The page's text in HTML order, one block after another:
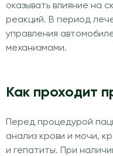
оказывать влияние на
реакций. В период
управления
механизмами.
Как проходит
Перед процедурой
анализ крови и мочи,
и гепатиты. При